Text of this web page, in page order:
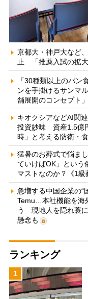
京都大・神戸大など
止 「推薦入試の拡
「30種類以上のパン
ンを手掛けるサンマ
舗展開のコンセプト
キオクシアなどAI関
投資妙味 資産1.5億
時」と考える防衛・
猛暑のお葬式で悩ま
ていけばOK」という
マストなのか？《1級
急増する中国企業の“
Temu…本社機能を海
う 現地人を隠れ蓑
懸念も
ランキング
1